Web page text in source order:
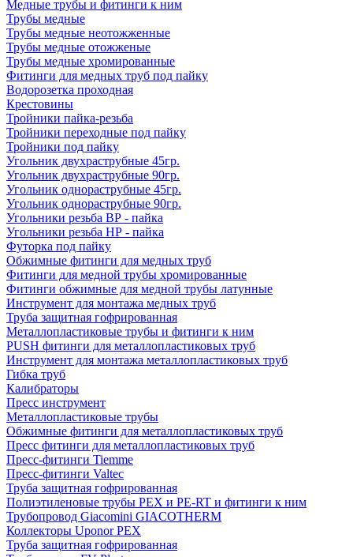
Медные трубы и фитинги к ним
Трубы медные
Трубы медные неотожженные
Трубы медные отожженые
Трубы медные хромированные
Фитинги для медных труб под пайку
Водорозетка проходная
Крестовины
Тройники пайка-резьба
Тройники переходные под пайку
Тройники под пайку
Угольник двухраструбные 45гр.
Угольник двухраструбные 90гр.
Угольник однораструбные 45гр.
Угольник однораструбные 90гр.
Угольники резьба ВР - пайка
Угольники резьба НР - пайка
Футорка под пайку
Обжимные фитинги для медных труб
Фитинги для медной трубы хромированные
Фитинги обжимные для медной трубы латунные
Инструмент для монтажа медных труб
Труба защитная гофрированная
Металлопластиковые трубы и фитинги к ним
PUSH фитинги для металлопластиковых труб
Инструмент для монтажа металлопластиковых труб
Гибка труб
Калибраторы
Пресс инструмент
Металлопластиковые трубы
Обжимные фитинги для металлопластиковых труб
Пресс фитинги для металлопластиковых труб
Пресс-фитинги Tiemme
Пресс-фитинги Valtec
Труба защитная гофрированная
Полиэтиленовые трубы PEX и PE-RT и фитинги к ним
Трубопровод Giacomini GIACOTHERM
Коллекторы Uponor PEX
Труба защитная гофрированная